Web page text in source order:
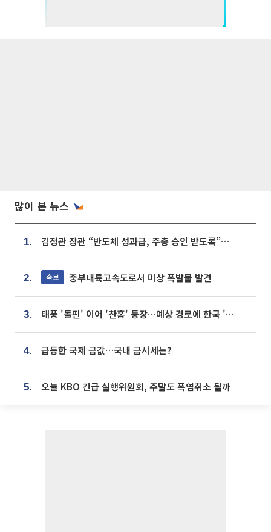
많이 본 뉴스
1. 김정관 장관 “반도체 성과급, 주총 승인 받도록”…상법·자본시장법 개정 시사
2. 속보 중부내륙고속도로서 미상 폭발물 발견
3. 태풍 '돌핀' 이어 '찬홈' 등장…예상 경로에 한국 '한숨'
4. 급등한 국제 금값…국내 금시세는?
5. 오늘 KBO 긴급 실행위원회, 주말도 폭염취소 될까